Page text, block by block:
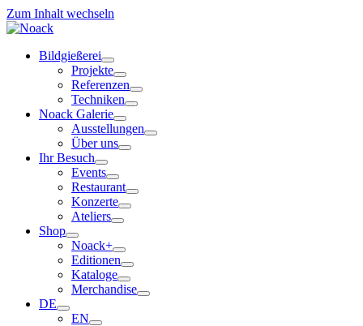
Zum Inhalt wechseln
Bildgießerei
Projekte
Referenzen
Techniken
Noack Galerie
Ausstellungen
Über uns
Ihr Besuch
Events
Restaurant
Konzerte
Ateliers
Shop
Noack+
Editionen
Kataloge
Merchandise
DE
EN